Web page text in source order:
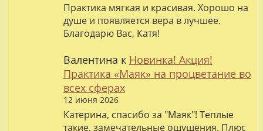
Практика мягкая и красивая. Хорошо на
душе и появляется вера в лучшее.
Благодарю Вас, Катя!
Валентина к Новинка! Акция!
Практика «Маяк» на процветание во
всех сферах
12 июня 2026
Катерина, спасибо за "Маяк"! Теплые
такие, замечательные ощущения. Плюс